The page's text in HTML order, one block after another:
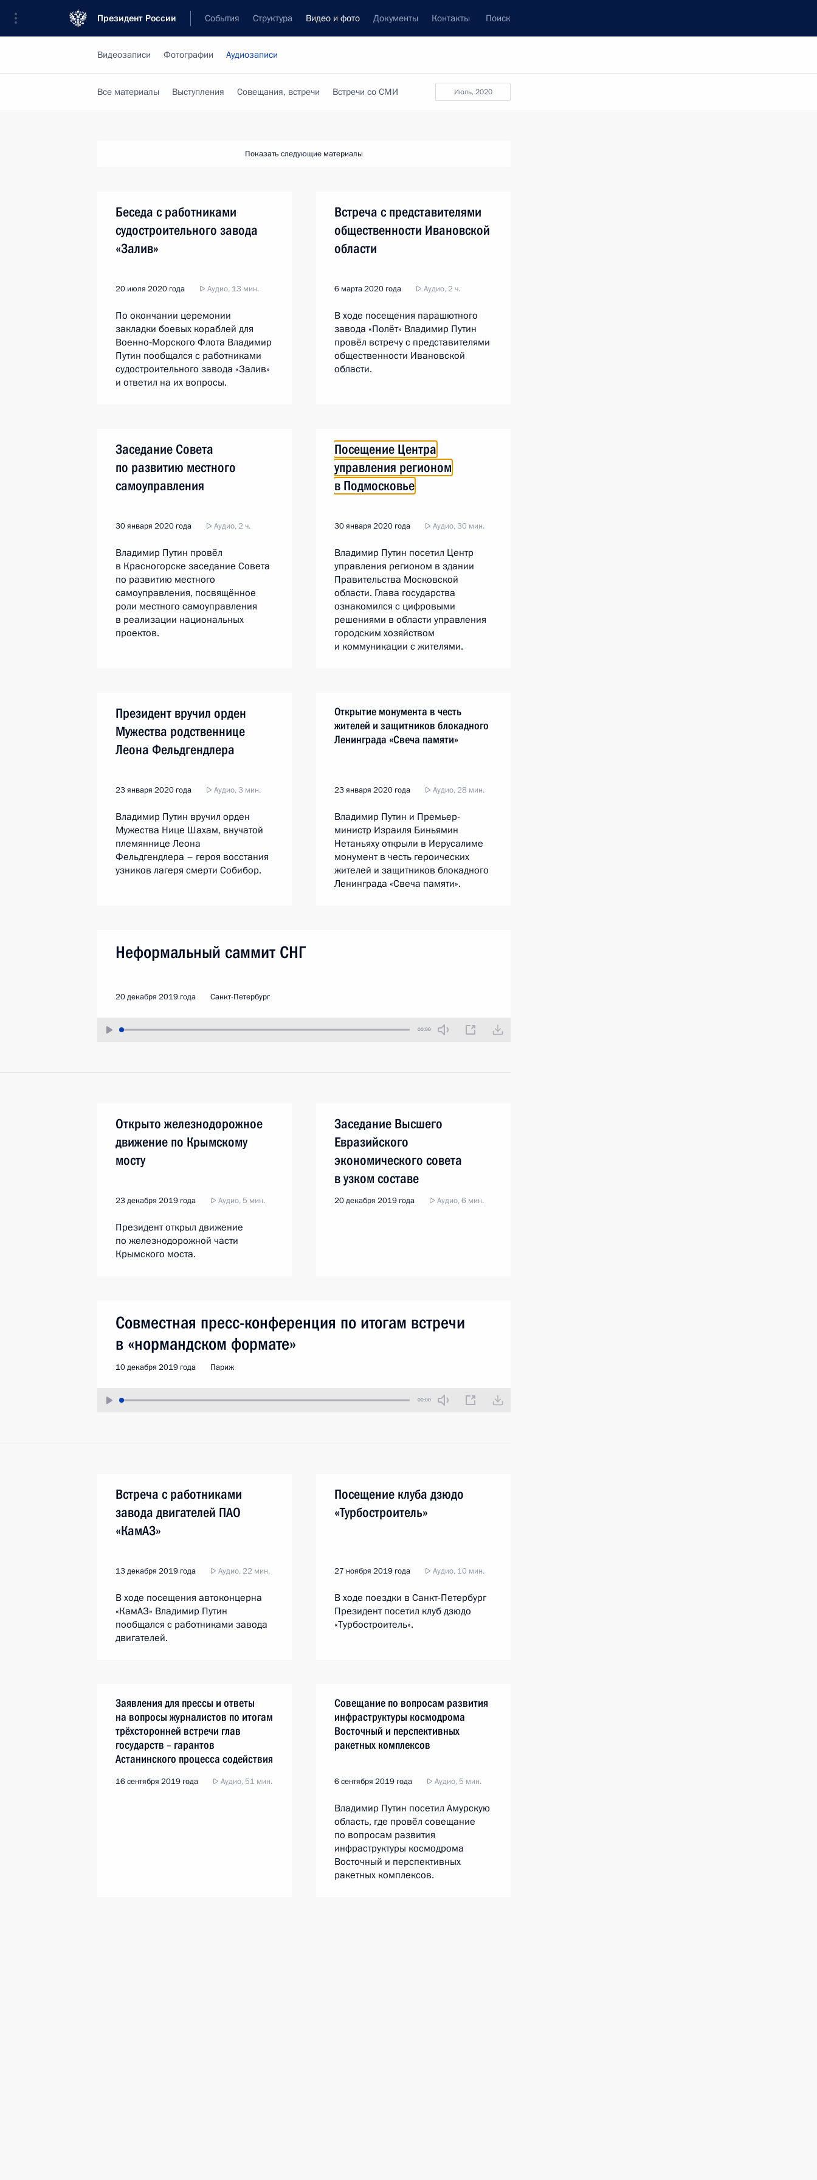
Президент России События Структура Видео и фото Документы Контакты Поиск
Видеозаписи Фотографии Аудиозаписи
июль, 2020
Все материалы Выступления Совещания, встречи Встречи со СМИ
Показать следующие материалы
Беседа с работниками
судостроительного завода
«Залив»
20 июля 2020 года Аудио, 13 мин.
По окончании церемонии
закладки боевых кораблей для
Военно‑Морского Флота Владимир
Путин пообщался с работниками
судостроительного завода «Залив»
и ответил на их вопросы.
Встреча с представителями
общественности Ивановской
области
6 марта 2020 года Аудио, 2 ч.
В ходе посещения парашютного
завода «Полёт» Владимир Путин
провёл встречу с представителями
общественности Ивановской
области.
Заседание Совета
по развитию местного
самоуправления
30 января 2020 года Аудио, 2 ч.
Владимир Путин провёл
в Красногорске заседание Совета
по развитию местного
самоуправления, посвящённое
роли местного самоуправления
в реализации национальных
проектов.
Посещение Центра
управления регионом
в Подмосковье
30 января 2020 года Аудио, 30 мин.
Владимир Путин посетил Центр
управления регионом в здании
Правительства Московской
области. Глава государства
ознакомился с цифровыми
решениями в области управления
городским хозяйством
и коммуникации с жителями.
Президент вручил орден
Мужества родственнице
Леона Фельдгендлера
23 января 2020 года Аудио, 3 мин.
Владимир Путин вручил орден
Мужества Нице Шахам, внучатой
племяннице Леона
Фельдгендлера – героя восстания
узников лагеря смерти Собибор.
Открытие монумента в честь
жителей и защитников блокадного
Ленинграда «Свеча памяти»
23 января 2020 года Аудио, 28 мин.
Владимир Путин и Премьер-
министр Израиля Биньямин
Нетаньяху открыли в Иерусалиме
монумент в честь героических
жителей и защитников блокадного
Ленинграда «Свеча памяти».
Неформальный саммит СНГ
20 декабря 2019 года Санкт-Петербург
00:00
Открыто железнодорожное
движение по Крымскому
мосту
23 декабря 2019 года Аудио, 5 мин.
Президент открыл движение
по железнодорожной части
Крымского моста.
Заседание Высшего
Евразийского
экономического совета
в узком составе
20 декабря 2019 года Аудио, 6 мин.
Совместная пресс-конференция по итогам встречи
в «нормандском формате»
10 декабря 2019 года Париж
00:00
Встреча с работниками
завода двигателей ПАО
«КамАЗ»
13 декабря 2019 года Аудио, 22 мин.
В ходе посещения автоконцерна
«КамАЗ» Владимир Путин
пообщался с работниками завода
двигателей.
Посещение клуба дзюдо
«Турбостроитель»
27 ноября 2019 года Аудио, 10 мин.
В ходе поездки в Санкт-Петербург
Президент посетил клуб дзюдо
«Турбостроитель».
Заявления для прессы и ответы
на вопросы журналистов по итогам
трёхсторонней встречи глав
государств – гарантов
Астанинского процесса содействия
16 сентября 2019 года Аудио, 51 мин.
Совещание по вопросам развития
инфраструктуры космодрома
Восточный и перспективных
ракетных комплексов
6 сентября 2019 года Аудио, 5 мин.
Владимир Путин посетил Амурскую
область, где провёл совещание
по вопросам развития
инфраструктуры космодрома
Восточный и перспективных
ракетных комплексов.